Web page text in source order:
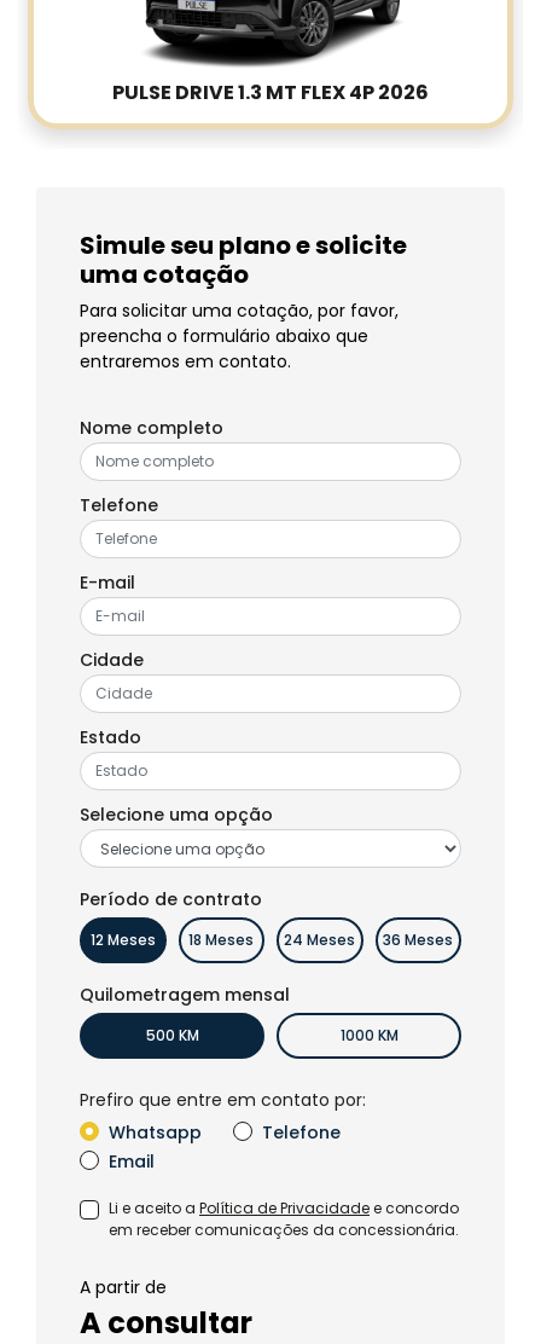
PULSE DRIVE 1.3 MT FLEX 4P 2026
Simule seu plano e solicite
uma cotação
Para solicitar uma cotação, por favor,
preencha o formulário abaixo que
entraremos em contato.
Nome completo
Telefone
E-mail
Cidade
Estado
Selecione uma opção
Período de contrato
12 Meses 18 Meses 24 Meses 36 Meses
Quilometragem mensal
500 KM 1000 KM
Prefiro que entre em contato por:
Whatsapp
Telefone
Email
Li e aceito a Política de Privacidadee concordo
em receber comunicações da concessionária.
A partir de
A consultar